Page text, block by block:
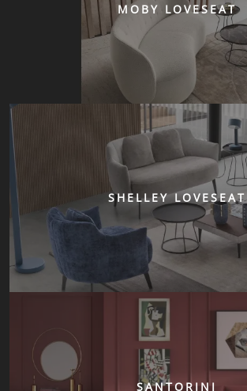
MOBY LOVESEAT
SHELLEY LOVESEAT
SANTORINI